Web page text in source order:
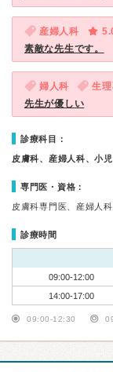
産婦人科
素敵な先生です。
婦人科 生
先生が優しい
診療科目：
皮膚科、産婦人科、小
専門医・資格：
皮膚科専門医、産婦人
診療時間
09:00-12:00
14:00-17:00
09:00-12:30